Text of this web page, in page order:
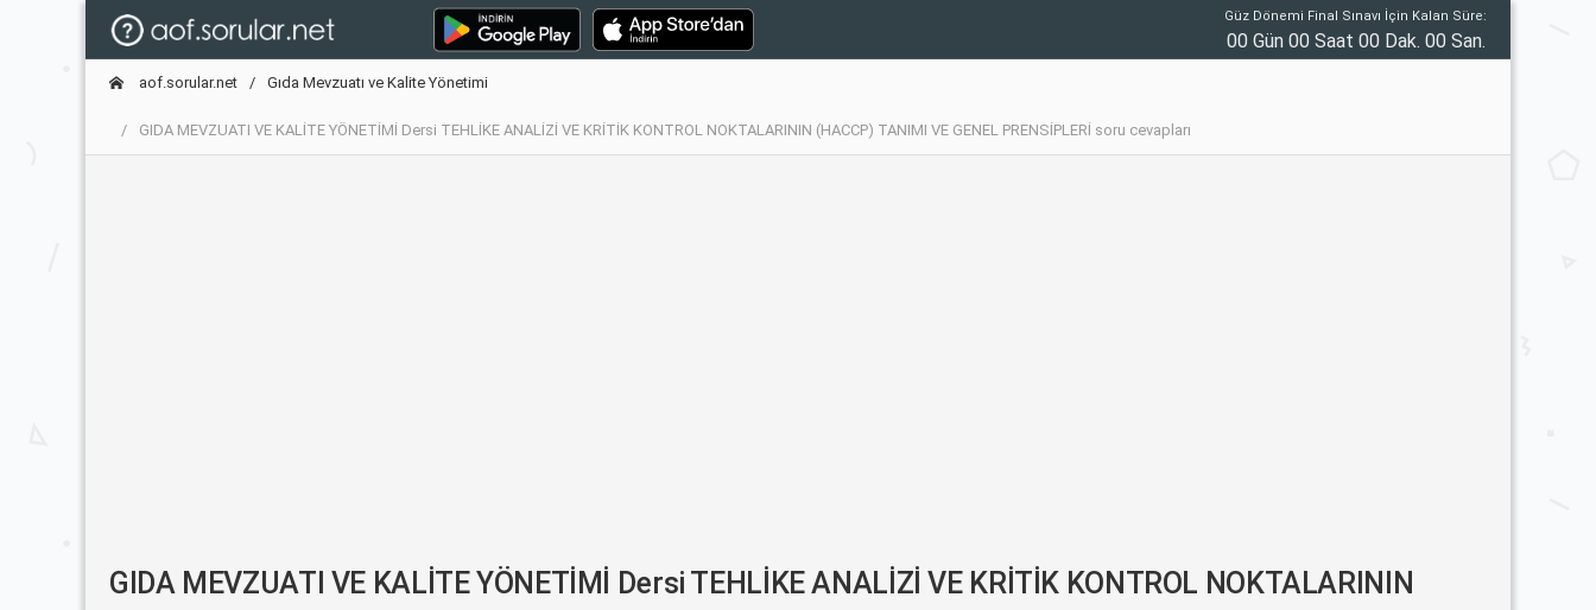
Güz Dönemi Final Sınavı İçin Kalan Süre:
00 Gün 00 Saat 00 Dak. 00 San.
aof.sorular.net Gıda Mevzuatı ve Kalite Yönetimi
GIDA MEVZUATI VE KALİTE YÖNETİMİ Dersi TEHLİKE ANALİZİ VE KRİTİK KONTROL NOKTALARININ (HACCP) TANIMI VE GENEL PRENSİPLERİ soru cevapları
GIDA MEVZUATI VE KALİTE YÖNETİMİ Dersi TEHLİKE ANALİZİ VE KRİTİK KONTROL NOKTALARININ